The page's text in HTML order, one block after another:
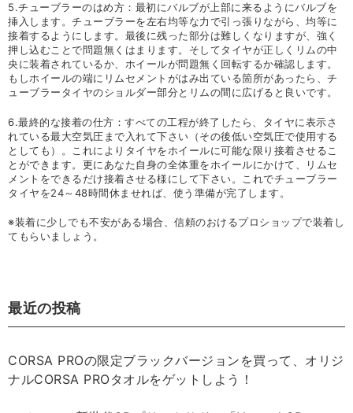
最近の投稿
CORSA PROの限定ブラックバージョンを買って、オリジ
ナルCORSA PROタオルをゲットしよう！
5.チューブラーのはめ方：最初にバルブが上部に来るようにバルブを
挿入します。チューブラーを左右均等な力で引っ張りながら、均等に
接着するようにします。最後に残った部分は難しくなりますが、強く
押し込むことで問題無くはまります。そしてタイヤが正しくリムの中
央に装着されているか、ホイールが問題無く回転するか確認します。
もしホイールの端にリムセメントがはみ出ている箇所があったら、チ
ューブラータイヤのショルダー部分とリムの間に広げると良いです。
6.最終的な接着の仕方：すべての工程が終了したら、タイヤに表示さ
れている最大空気圧まで入れて下さい（その後低い空気圧で使用する
としても）。これによりタイヤをホイールに可能な限り接着させるこ
とができます。更にあなた自身の全体重をホイールにかけて、リムセ
メントをできるだけ接着させる様にして下さい。これでチューブラー
タイヤを24～48時間休ませれば、使う準備が完了します。
※装着に少しでも不安がある場合、信頼のおけるプロショップで装着し
てもらいましょう。